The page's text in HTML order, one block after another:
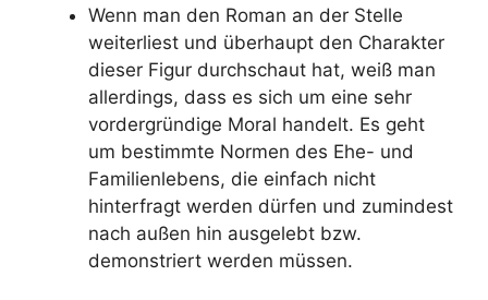
Wenn man den Roman an der Stelle
weiterliest und überhaupt den Charakter
dieser Figur durchschaut hat, weiß man
allerdings, dass es sich um eine sehr
vordergründige Moral handelt. Es geht
um bestimmte Normen des Ehe- und
Familienlebens, die einfach nicht
hinterfragt werden dürfen und zumindest
nach außen hin ausgelebt bzw.
demonstriert werden müssen.